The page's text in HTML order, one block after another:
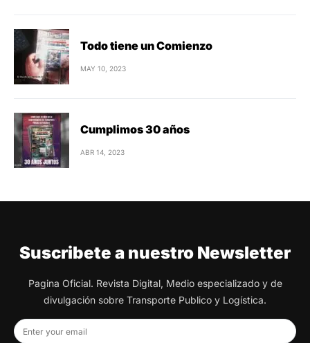
Todo tiene un Comienzo
MAY 10, 2023
Cumplimos 30 años
ABR 14, 2023
Suscribete a nuestro Newsletter
Pagina Oficial. Revista Digital, Medio especializado y de
divulgación sobre Transporte Publico y Logística.